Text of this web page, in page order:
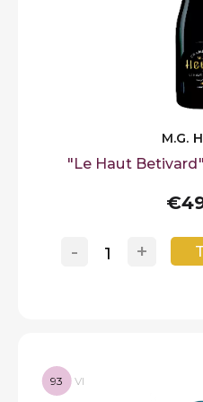
M.G.
"Le Haut
+
-
93 VI